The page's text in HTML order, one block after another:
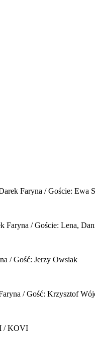
Faryna / Goście: Ewa
Faryna / Goście: Lena,
/ Gość: Jerzy Owsiak
/ Gość: Krzysztof
/ KOVI